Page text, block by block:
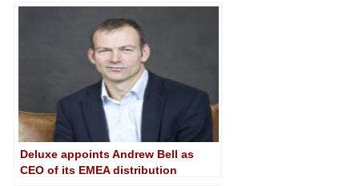
Deluxe appoints Andrew Bell as
CEO of its EMEA distribution